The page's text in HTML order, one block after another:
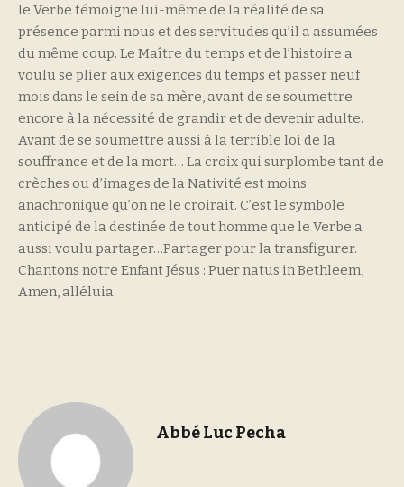
le Verbe témoigne lui-même de la réalité de sa
présence parmi nous et des servitudes qu’il a assumées
du même coup. Le Maître du temps et de l’histoire a
voulu se plier aux exigences du temps et passer neuf
mois dans le sein de sa mère, avant de se soumettre
encore à la nécessité de grandir et de devenir adulte.
Avant de se soumettre aussi à la terrible loi de la
souffrance et de la mort… La croix qui surplombe tant de
crèches ou d’images de la Nativité est moins
anachronique qu’on ne le croirait. C’est le symbole
anticipé de la destinée de tout homme que le Verbe a
aussi voulu partager…Partager pour la transfigurer.
Chantons notre Enfant Jésus : Puer natus in Bethleem,
Amen, alléluia.
Abbé Luc Pecha